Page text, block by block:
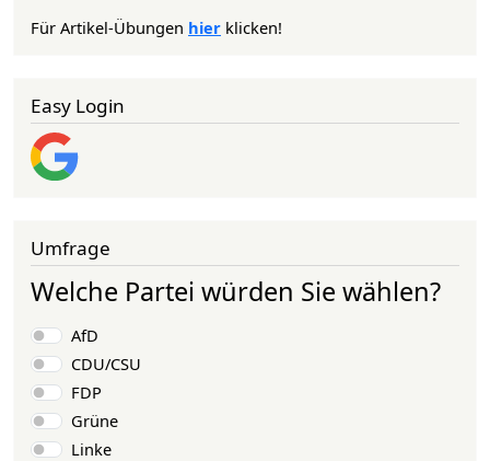
Für Artikel-Übungen hier klicken!
Easy Login
Umfrage
Welche Partei würden Sie wählen?
Auswahlmöglichkeiten
AfD
CDU/CSU
FDP
Grüne
Linke